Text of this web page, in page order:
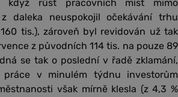
když růst pracovních míst mimo
daleka neuspokojil očekávání trhu
tis.), zároveň byl revidován už tak
z původních 114 tis. na pouze 89
se tak o poslední v řadě zklamání,
v minulém týdnu investorům
však mírně klesla (z 4,3 %